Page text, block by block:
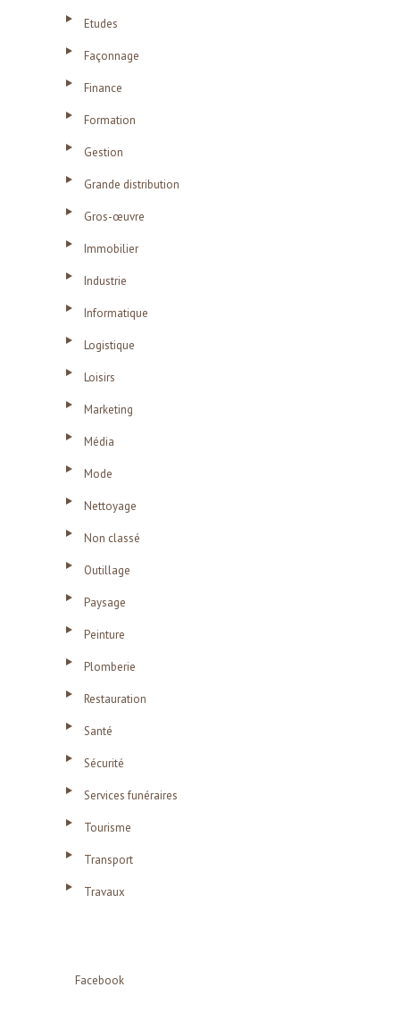
Etudes
Façonnage
Finance
Formation
Gestion
Grande distribution
Gros-œuvre
Immobilier
Industrie
Informatique
Logistique
Loisirs
Marketing
Média
Mode
Nettoyage
Non classé
Outillage
Paysage
Peinture
Plomberie
Restauration
Santé
Sécurité
Services funéraires
Tourisme
Transport
Travaux
Facebook